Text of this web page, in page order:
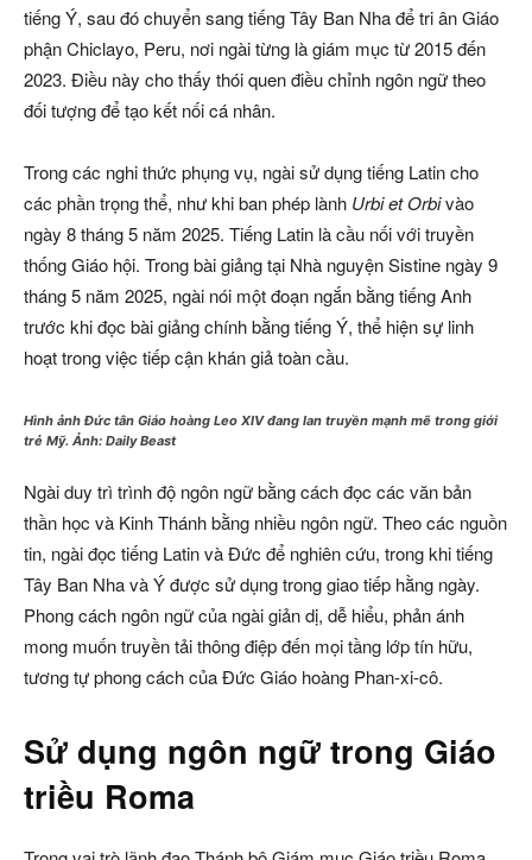
tiếng Ý, sau đó chuyển sang tiếng Tây Ban Nha để tri ân Giáo
phận Chiclayo, Peru, nơi ngài từng là giám mục từ 2015 đến
2023. Điều này cho thấy thói quen điều chỉnh ngôn ngữ theo
đối tượng để tạo kết nối cá nhân.
Trong các nghi thức phụng vụ, ngài sử dụng tiếng Latin cho
các phần trọng thể, như khi ban phép lành Urbi et Orbivào
ngày 8 tháng 5 năm 2025. Tiếng Latin là cầu nối với truyền
thống Giáo hội. Trong bài giảng tại Nhà nguyện Sistine ngày 9
tháng 5 năm 2025, ngài nói một đoạn ngắn bằng tiếng Anh
trước khi đọc bài giảng chính bằng tiếng Ý, thể hiện sự linh
hoạt trong việc tiếp cận khán giả toàn cầu.
Hình ảnh Đức tân Giáo hoàng Leo XIV đang lan truyền mạnh mẽ trong giới
trẻ Mỹ. Ảnh: Daily Beast
Ngài duy trì trình độ ngôn ngữ bằng cách đọc các văn bản
thần học và Kinh Thánh bằng nhiều ngôn ngữ. Theo các nguồn
tin, ngài đọc tiếng Latin và Đức để nghiên cứu, trong khi tiếng
Tây Ban Nha và Ý được sử dụng trong giao tiếp hằng ngày.
Phong cách ngôn ngữ của ngài giản dị, dễ hiểu, phản ánh
mong muốn truyền tải thông điệp đến mọi tầng lớp tín hữu,
tương tự phong cách của Đức Giáo hoàng Phan-xi-cô.
Sử dụng ngôn ngữ trong Giáo
triều Roma